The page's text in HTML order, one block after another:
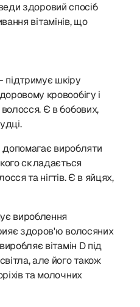
здоровий спосіб
вітамінів, що
підтримує шкіру
кровообігу і
Є в бобових,
допомагає виробляти
складається
та нігтів. Є в яйцях,
вироблення
здоров'ю волосяних
вітамін D під
але його також
та молочних